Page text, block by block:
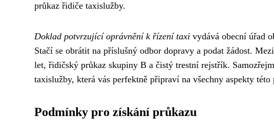
průkaz řidiče taxislužby.
Doklad potvrzující oprávnění k řízení taxi vydává obecní úřad
Stačí se obrátit na příslušný odbor dopravy a podat žádost.
let, řidičský průkaz skupiny B a čistý trestní rejstřík.
taxislužby, která vás perfektně připraví na všechny aspekty této
Podmínky pro získání průkazu